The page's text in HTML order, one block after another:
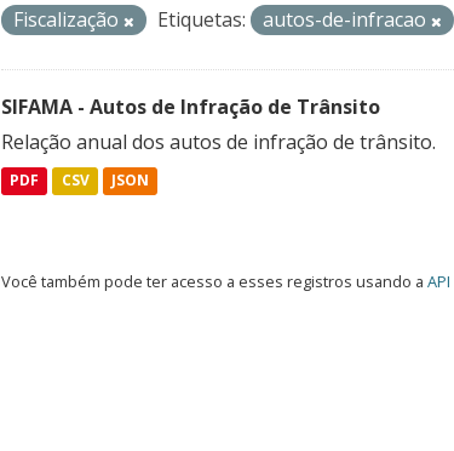
Fiscalização
Etiquetas: autos-de-infracao
SIFAMA - Autos de Infração de Trânsito
Relação anual dos autos de infração de trânsito.
PDF CSV JSON
Você também pode ter acesso a esses registros usando a API